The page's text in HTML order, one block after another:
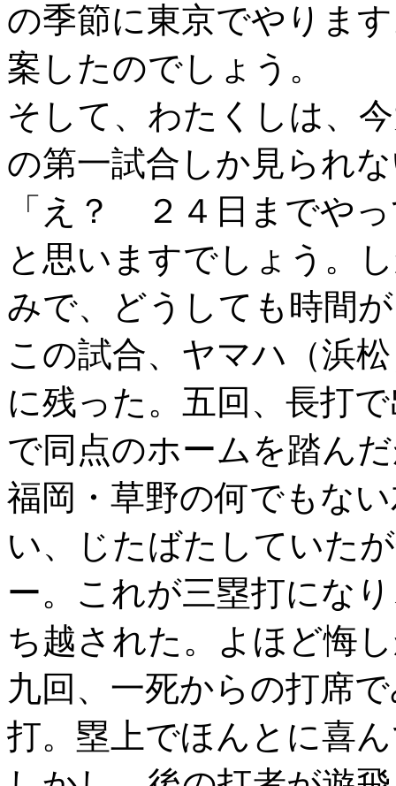
の季節に東京でやりま
案したのでしょう。
そして、わたくしは、
の第一試合しか見られ
「え？ ２４日までや
と思いますでしょう。
みで、どうしても時間
この試合、ヤマハ（浜
に残った。五回、長打
で同点のホームを踏ん
福岡・草野の何でもな
い、じたばたしていた
ー。これが三塁打にな
ち越された。よほど悔
九回、一死からの打席
打。塁上でほんとに喜